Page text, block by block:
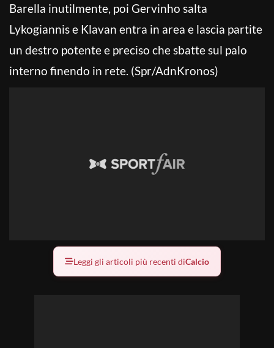
Barella inutilmente, poi Gervinho salta
Lykogiannis e Klavan entra in area e lascia partite
un destro potente e preciso che sbatte sul palo
interno finendo in rete. (Spr/AdnKronos)
Leggi gli articoli più recenti diCalcio